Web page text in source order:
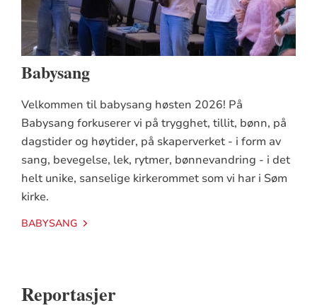
Babysang
Velkommen til babysang høsten 2026! På
Babysang forkuserer vi på trygghet, tillit, bønn, på
dagstider og høytider, på skaperverket - i form av
sang, bevegelse, lek, rytmer, bønnevandring - i det
helt unike, sanselige kirkerommet som vi har i Søm
kirke.
BABYSANG
Reportasjer